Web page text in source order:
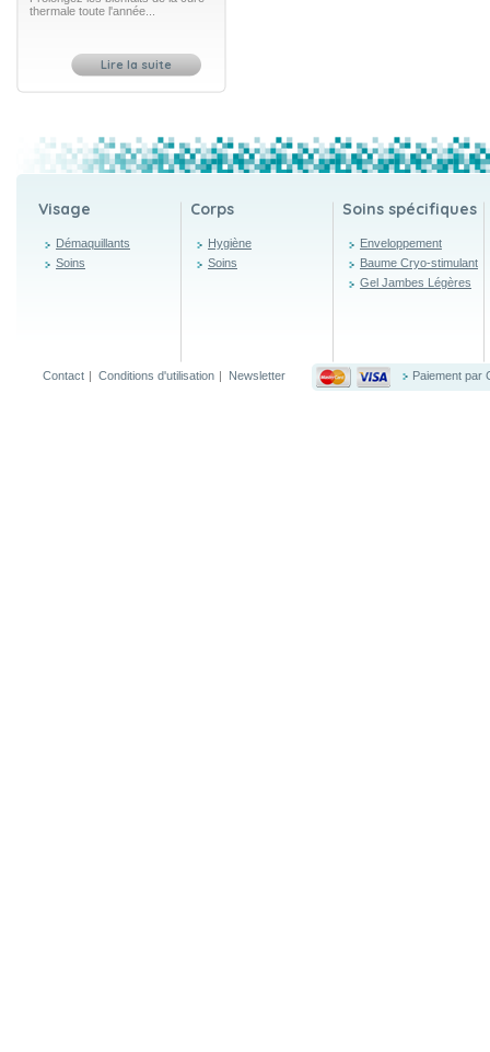
thermale toute l'année...
Lire la suite
Visage Corps Soins spécifiques
Démaquillants
Soins
Hygiène
Soins
Enveloppement
Baume Cryo-stimulant
Gel Jambes Légères
Contact Conditions d'utilisation Newsletter Paiement par